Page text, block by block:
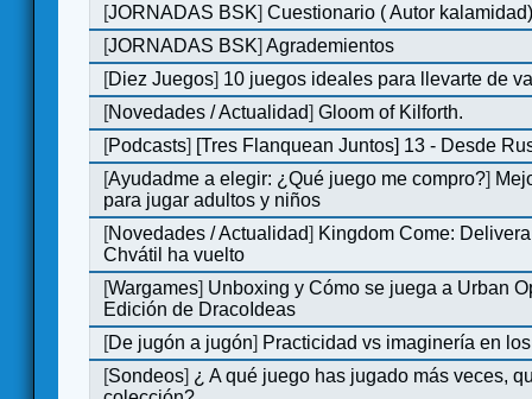
[JORNADAS BSK]Cuestionario ( Autor
[JORNADAS BSK]Agrademientos
[Diez Juegos] 10 juegos ideales para llevarte de
[Novedades / Actualidad]Gloom of Kilforth.
[Podcasts] [Tres Flanquean Juntos] 13 - Desde
[Ayudadme a elegir: ¿Qué juego me compro?]
para jugar adultos y niños
[Novedades / Actualidad] Kingdom Come:
Chvátil ha vuelto
[Wargames] Unboxing y Cómo se juega a Urban
Edición de DracoIdeas
[De jugón a jugón] Practicidad vs imaginería en
[Sondeos] ¿ A qué juego has jugado más veces,